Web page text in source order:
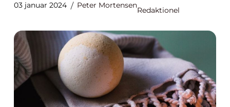
03 januar 2024 Peter Mortensen
Redaktionel